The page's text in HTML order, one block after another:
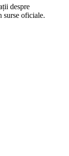
despre
surse oficiale.